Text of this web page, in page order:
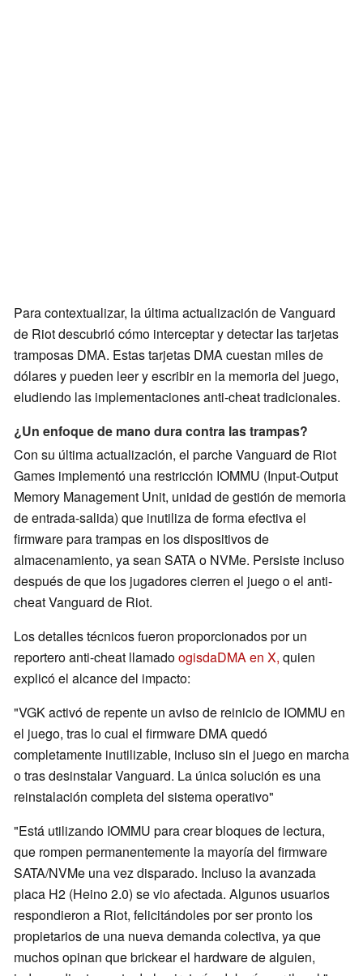
Para contextualizar, la última actualización de Vanguard
de Riot descubrió cómo interceptar y detectar las tarjetas
tramposas DMA. Estas tarjetas DMA cuestan miles de
dólares y pueden leer y escribir en la memoria del juego,
eludiendo las implementaciones anti-cheat tradicionales.
¿Un enfoque de mano dura contra las trampas?
Con su última actualización, el parche Vanguard de Riot
Games implementó una restricción IOMMU (Input-Output
Memory Management Unit, unidad de gestión de memoria
de entrada-salida) que inutiliza de forma efectiva el
firmware para trampas en los dispositivos de
almacenamiento, ya sean SATA o NVMe. Persiste incluso
después de que los jugadores cierren el juego o el anti-
cheat Vanguard de Riot.
Los detalles técnicos fueron proporcionados por un
reportero anti-cheat llamadoogisdaDMA en X, quien
explicó el alcance del impacto:
"VGK activó de repente un aviso de reinicio de IOMMU en
el juego, tras lo cual el firmware DMA quedó
completamente inutilizable, incluso sin el juego en marcha
o tras desinstalar Vanguard. La única solución es una
reinstalación completa del sistema operativo"
"Está utilizando IOMMU para crear bloques de lectura,
que rompen permanentemente la mayoría del firmware
SATA/NVMe una vez disparado. Incluso la avanzada
placa H2 (Heino 2.0) se vio afectada. Algunos usuarios
respondieron a Riot, felicitándoles por ser pronto los
propietarios de una nueva demanda colectiva, ya que
muchos opinan que brickear el hardware de alguien,